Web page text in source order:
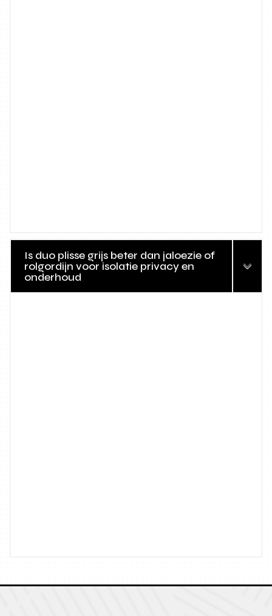
Is duo plisse grijs beter dan jaloezie of
rolgordijn voor isolatie privacy en
onderhoud